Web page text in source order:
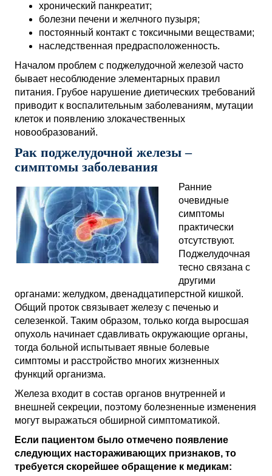
хронический панкреатит;
болезни печени и желчного пузыря;
постоянный контакт с токсичными веществами;
наследственная предрасположенность.
Началом проблем с поджелудочной железой часто
бывает несоблюдение элементарных правил
питания. Грубое нарушение диетических требований
приводит к воспалительным заболеваниям, мутации
клеток и появлению злокачественных
новообразований.
Рак поджелудочной железы –
симптомы заболевания
Ранние
очевидные
симптомы
практически
отсутствуют.
Поджелудочная
тесно связана с
другими
органами: желудком, двенадцатиперстной кишкой.
Общий проток связывает железу с печенью и
селезенкой. Таким образом, только когда выросшая
опухоль начинает сдавливать окружающие органы,
тогда больной испытывает явные болевые
симптомы и расстройство многих жизненных
функций организма.
Железа входит в состав органов внутренней и
внешней секреции, поэтому болезненные изменения
могут выражаться обширной симптоматикой.
Если пациентом было отмечено появление
следующих настораживающих признаков, то
требуется скорейшее обращение к медикам: